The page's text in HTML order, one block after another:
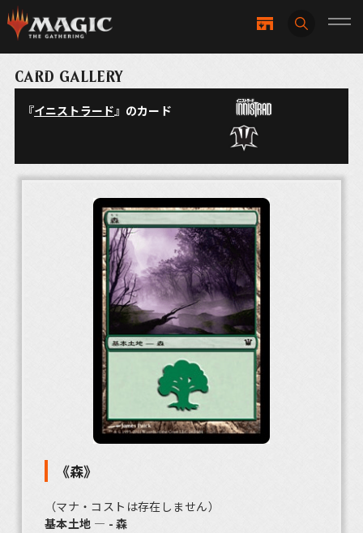
CARD GALLERY
『イニストラード』のカード
《森》
（マナ・コストは存在しません）
基本土地 ― - 森